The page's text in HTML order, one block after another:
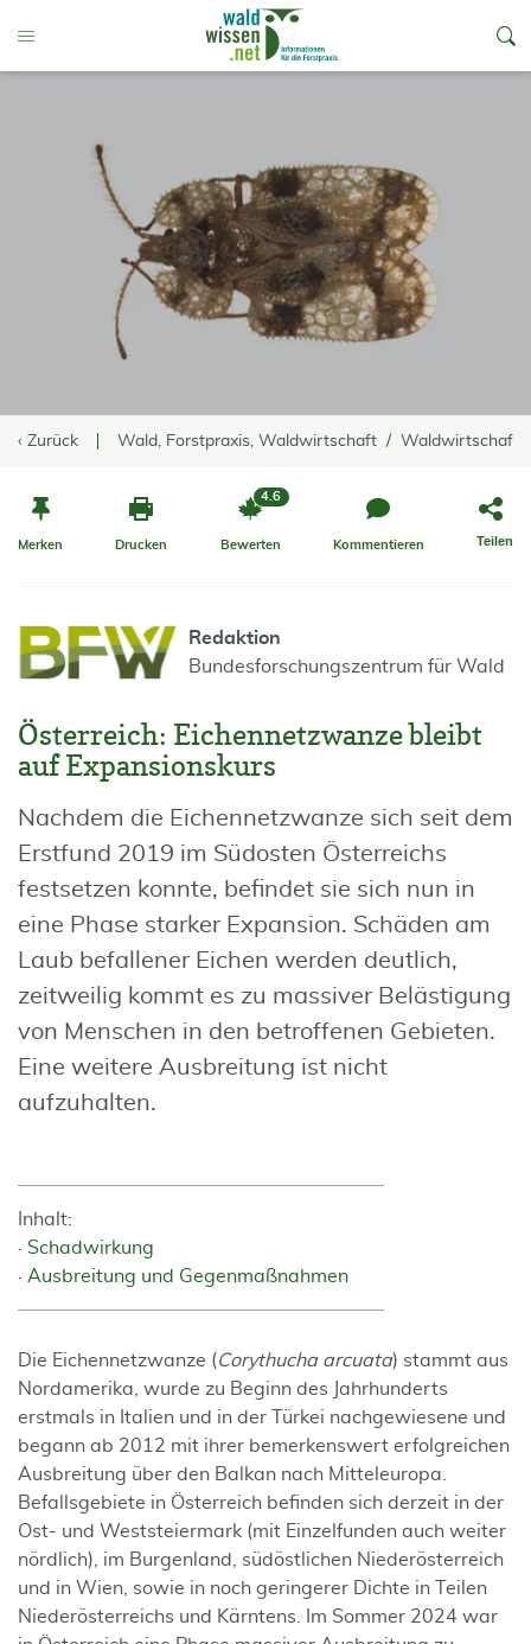
Toggle Menu
‹ Zurück Wald, Forstpraxis, Waldwirtschaft Waldwirtschaft
Merken Drucken Bewerten
4.6
Kommentieren Teilen
Redaktion
Bundesforschungszentrum für Wald
Österreich: Eichennetzwanze bleibt
auf Expansionskurs
Nachdem die Eichennetzwanze sich seit dem
Erstfund 2019 im Südosten Österreichs
festsetzen konnte, befindet sie sich nun in
eine Phase starker Expansion. Schäden am
Laub befallener Eichen werden deutlich,
zeitweilig kommt es zu massiver Belästigung
von Menschen in den betroffenen Gebieten.
Eine weitere Ausbreitung ist nicht
aufzuhalten.
Inhalt:
Schadwirkung
Ausbreitung und Gegenmaßnahmen
Die Eichennetzwanze (Corythucha arcuata) stammt aus
Nordamerika, wurde zu Beginn des Jahrhunderts
erstmals in Italien und in der Türkei nachgewiesene und
begann ab 2012 mit ihrer bemerkenswert erfolgreichen
Ausbreitung über den Balkan nach Mitteleuropa.
Befallsgebiete in Österreich befinden sich derzeit in der
Ost- und Weststeiermark (mit Einzelfunden auch weiter
nördlich), im Burgenland, südöstlichen Niederösterreich
und in Wien, sowie in noch geringerer Dichte in Teilen
Niederösterreichs und Kärntens. Im Sommer 2024 war